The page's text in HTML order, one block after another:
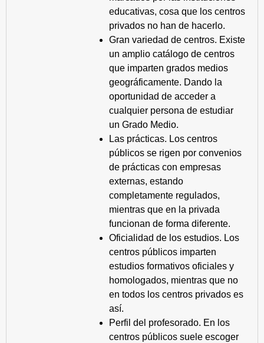
educativas, cosa que los centros
privados no han de hacerlo.
Gran variedad de centros. Existe
un amplio catálogo de centros
que imparten grados medios
geográficamente. Dando la
oportunidad de acceder a
cualquier persona de estudiar
un Grado Medio.
Las prácticas. Los centros
públicos se rigen por convenios
de prácticas con empresas
externas, estando
completamente regulados,
mientras que en la privada
funcionan de forma diferente.
Oficialidad de los estudios. Los
centros públicos imparten
estudios formativos oficiales y
homologados, mientras que no
en todos los centros privados es
así.
Perfil del profesorado. En los
centros públicos suele escoger